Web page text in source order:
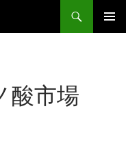
酸市場